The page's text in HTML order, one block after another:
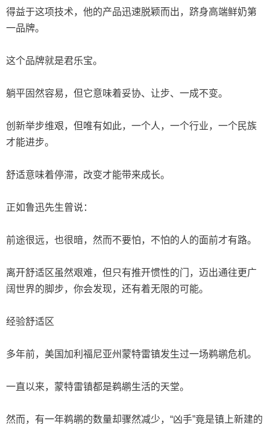
得益于这项技术，他的产品迅速脱颖而出，跻身高端鲜奶第
一品牌。
这个品牌就是君乐宝。
躺平固然容易，但它意味着妥协、让步、一成不变。
创新举步维艰，但唯有如此，一个人，一个行业，一个民族
才能进步。
舒适意味着停滞，改变才能带来成长。
正如鲁迅先生曾说：
前途很远，也很暗，然而不要怕，不怕的人的面前才有路。
离开舒适区虽然艰难，但只有推开惯性的门，迈出通往更广
阔世界的脚步，你会发现，还有着无限的可能。
经验舒适区
多年前，美国加利福尼亚州蒙特雷镇发生过一场鹈鹕危机。
一直以来，蒙特雷镇都是鹈鹕生活的天堂。
然而，有一年鹈鹕的数量却骤然减少，“凶手”竟是镇上新建的